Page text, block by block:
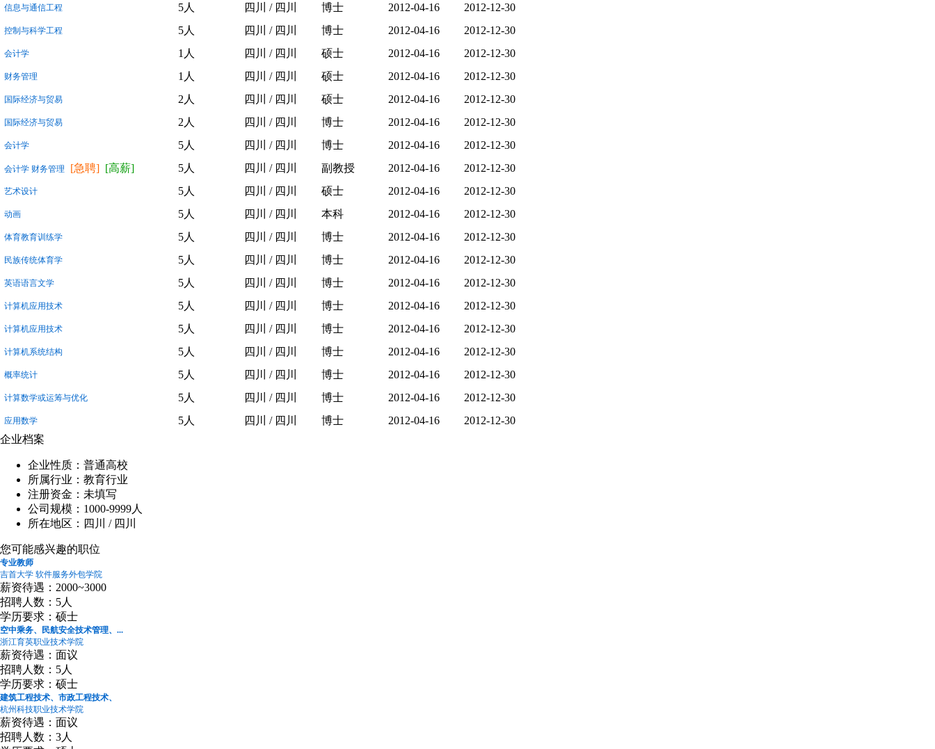
信息与通信工程 5人 四川 / 四川 博士 2012-04-16 2012-12-30
控制与科学工程 5人 四川 / 四川 博士 2012-04-16 2012-12-30
会计学 1人 四川 / 四川 硕士 2012-04-16 2012-12-30
财务管理 1人 四川 / 四川 硕士 2012-04-16 2012-12-30
国际经济与贸易 2人 四川 / 四川 硕士 2012-04-16 2012-12-30
国际经济与贸易 2人 四川 / 四川 博士 2012-04-16 2012-12-30
会计学 5人 四川 / 四川 博士 2012-04-16 2012-12-30
会计学 财务管理 [急聘] [高薪] 5人 四川 / 四川 副教授 2012-04-16 2012-12-30
艺术设计 5人 四川 / 四川 硕士 2012-04-16 2012-12-30
动画 5人 四川 / 四川 本科 2012-04-16 2012-12-30
体育教育训练学 5人 四川 / 四川 博士 2012-04-16 2012-12-30
民族传统体育学 5人 四川 / 四川 博士 2012-04-16 2012-12-30
英语语言文学 5人 四川 / 四川 博士 2012-04-16 2012-12-30
计算机应用技术 5人 四川 / 四川 博士 2012-04-16 2012-12-30
计算机应用技术 5人 四川 / 四川 博士 2012-04-16 2012-12-30
计算机系统结构 5人 四川 / 四川 博士 2012-04-16 2012-12-30
概率统计 5人 四川 / 四川 博士 2012-04-16 2012-12-30
计算数学或运筹与优化 5人 四川 / 四川 博士 2012-04-16 2012-12-30
应用数学 5人 四川 / 四川 博士 2012-04-16
2012-12-30
企业档案
企业性质：普通高校
所属行业：教育行业
注册资金：未填写
公司规模：1000-9999人
所在地区：四川 / 四川
您可能感兴趣的职位
专业教师
吉首大学 软件服务外包学院
薪资待遇：2000~3000
招聘人数：5人
学历要求：硕士
空中乘务、民航安全技术管理、...
浙江育英职业技术学院
薪资待遇：面议
招聘人数：5人
学历要求：硕士
建筑工程技术、市政工程技术、
杭州科技职业技术学院
薪资待遇：面议
招聘人数：3人